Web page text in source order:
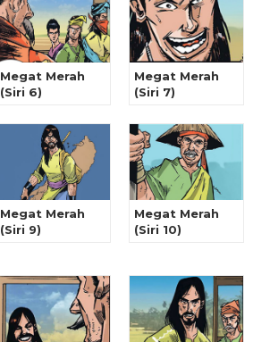
Megat Merah
(Siri 6)
Megat Merah
(Siri 7)
Megat Merah
(Siri 9)
Megat Merah
(Siri 10)